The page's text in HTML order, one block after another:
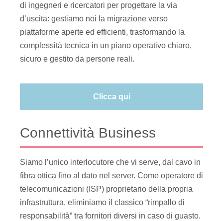
di ingegneri e ricercatori per progettare la via
d’uscita: gestiamo noi la migrazione verso
piattaforme aperte ed efficienti, trasformando la
complessità tecnica in un piano operativo chiaro,
sicuro e gestito da persone reali.
Clicca qui
Connettività Business
Siamo l’unico interlocutore che vi serve, dal cavo in
fibra ottica fino al dato nel server. Come operatore di
telecomunicazioni (ISP) proprietario della propria
infrastruttura, eliminiamo il classico “rimpallo di
responsabilità” tra fornitori diversi in caso di guasto.